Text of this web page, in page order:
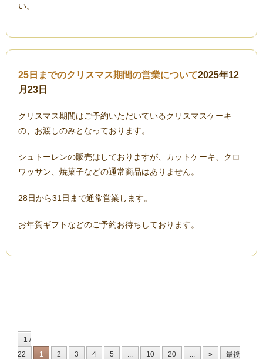
い。
25日までのクリスマス期間の営業について2025年12
月23日
クリスマス期間はご予約いただいているクリスマスケーキ
の、お渡しのみとなっております。
シュトーレンの販売はしておりますが、カットケーキ、クロ
ワッサン、焼菓子などの通常商品はありません。
28日から31日まで通常営業します。
お年賀ギフトなどのご予約お待ちしております。
1 /
22
1 2 3 4 5 ... 10 20 ... »
最後